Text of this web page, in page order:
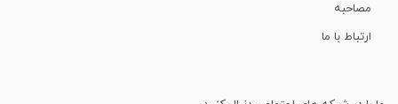
مصاحبه
ارتباط با ما